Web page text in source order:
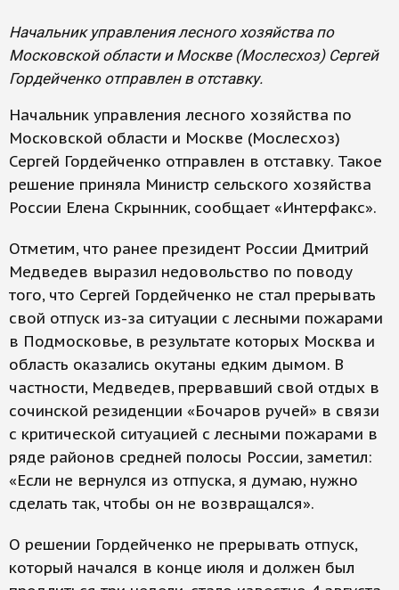
Начальник управления лесного хозяйства по
Московской области и Москве (Мослесхоз) Сергей
Гордейченко отправлен в отставку.
Начальник управления лесного хозяйства по
Московской области и Москве (Мослесхоз)
Сергей Гордейченко отправлен в отставку. Такое
решение приняла Министр сельского хозяйства
России Елена Скрынник, сообщает «Интерфакс».
Отметим, что ранее президент России Дмитрий
Медведев выразил недовольство по поводу
того, что Сергей Гордейченко не стал прерывать
свой отпуск из-за ситуации с лесными пожарами
в Подмосковье, в результате которых Москва и
область оказались окутаны едким дымом. В
частности, Медведев, прервавший свой отдых в
сочинской резиденции «Бочаров ручей» в связи
с критической ситуацией с лесными пожарами в
ряде районов средней полосы России, заметил:
«Если не вернулся из отпуска, я думаю, нужно
сделать так, чтобы он не возвращался».
О решении Гордейченко не прерывать отпуск,
который начался в конце июля и должен был